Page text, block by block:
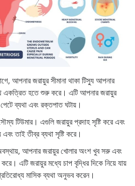
আপনার জরায়ুর সীমানা থাকা টিস্যু আপনার
একত্রিত হতে শুরু করে। এটি আপনার জরায়ুর
ব্যথা এবং রক্তপাত ঘটায়।
টিউমার। এগুলি জরায়ুর প্রদাহ সৃষ্টি করে এবং
তাই তীব্র ব্যথা সৃষ্টি করে।
আপনার জরায়ুর খোলার অংশ খুব সরু এবং
এটি জরায়ুর মধ্যে চাপ বৃদ্ধির দিকে নিয়ে যায়
মাসিক ব্যথা অনুভব করেন।